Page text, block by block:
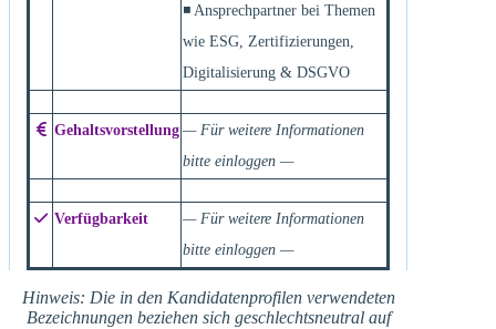
◾ Ansprechpartner bei Themen
wie ESG, Zertifizierungen,
Digitalisierung & DSGVO
Gehaltsvorstellung — Für weitere Informationen
bitte einloggen —
Verfügbarkeit
— Für weitere Informationen
bitte einloggen —
Hinweis: Die in den Kandidatenprofilen verwendeten
Bezeichnungen beziehen sich geschlechtsneutral auf